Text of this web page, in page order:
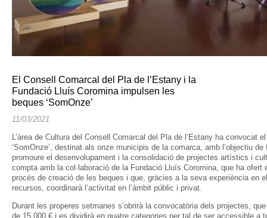
El Consell Comarcal del Pla de l’Estany i la
Fundació Lluís Coromina impulsen les
beques ‘SomOnze’
11/03/2021
L’àrea de Cultura del Consell Comarcal del Pla de l’Estany ha convocat
‘SomOnze’, destinat als onze municipis de la comarca, amb l’objectiu
promoure el desenvolupament i la consolidació de projectes artístics i
compta amb la col·laboració de la Fundació Lluís Coromina, que ha
procés de creació de les beques i que, gràcies a la seva experiència en
recursos, coordinarà l’activitat en l’àmbit públic i privat.
Durant les properes setmanes s’obrirà la convocatòria dels projectes,
de 15.000 € i es dividirà en quatre categories per tal de ser accessible a